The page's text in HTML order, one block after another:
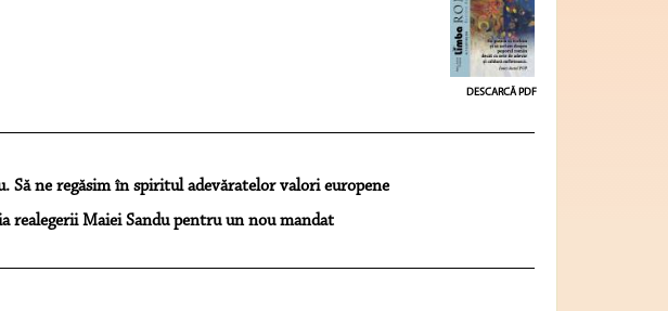
DESCARCĂ PDF
Să ne regăsim în spiritul adevăratelor valori europene
realegerii Maiei Sandu pentru un nou mandat